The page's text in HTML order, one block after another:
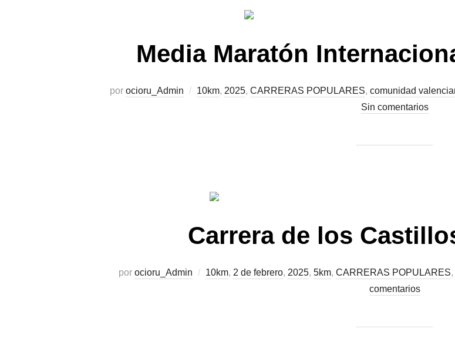
Media Maratón
por ocioru_Admin 10km, 2025, CARRERAS POPULARES, comunidad
Sin comentarios
Carrera de los
por ocioru_Admin 10km, 2 de febrero, 2025, 5km, CARRERAS POPULARES,
comentarios